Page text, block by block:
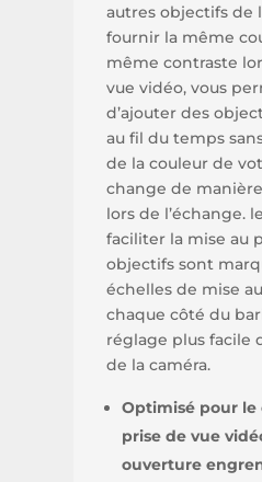
autres objectifs de
fournir la même
même contraste
vue vidéo, vous
d’ajouter des
au fil du temps
de la couleur de
change de
lors de l’échange.
faciliter la mise au
objectifs sont
échelles de mise
chaque côté du
réglage plus facile
de la caméra.
Optimisé pour le
prise de vue
ouverture